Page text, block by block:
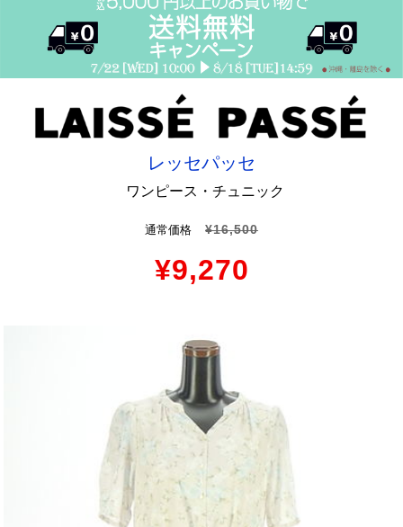
レッセパッセ
ワンピース・チュニック
通常価格 ¥16,500
¥9,270